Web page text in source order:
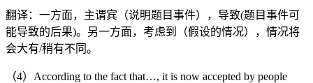
翻译：一方面，主谓宾（说明题目事件），导致(题目事件可
能导致的后果)。另一方面，考虑到（假设的情况），情况将
会大有/稍有不同。
（4）According to the fact that…, it is now accepted by people